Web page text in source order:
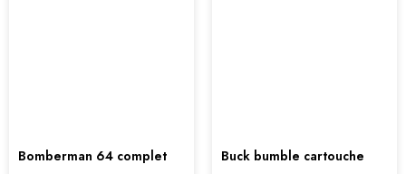
bomberman 64 complet
buck bumble cartouche